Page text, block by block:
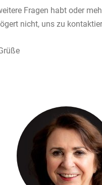
Fragen habt oder
nicht, uns zu